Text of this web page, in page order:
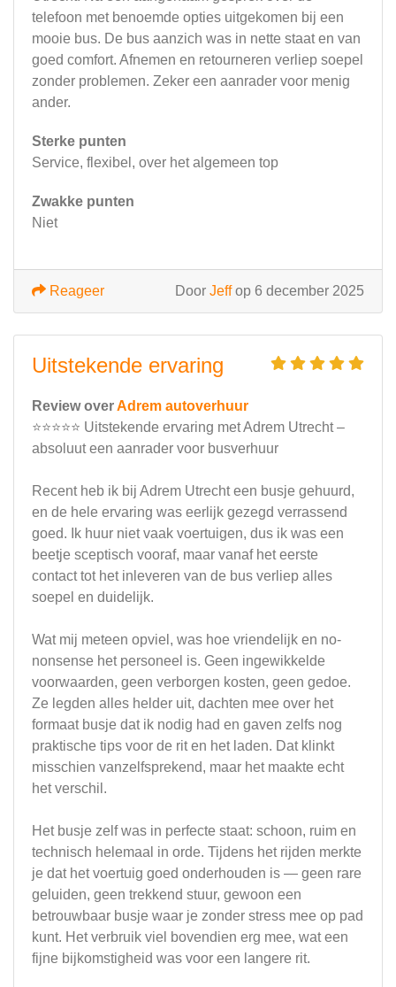
telefoon met benoemde opties uitgekomen bij een
mooie bus. De bus aanzich was in nette staat en van
goed comfort. Afnemen en retourneren verliep soepel
zonder problemen. Zeker een aanrader voor menig
ander.
Sterke punten
Service, flexibel, over het algemeen top
Zwakke punten
Niet
Door Jeffop 6 december 2025
Reageer
Uitstekende ervaring
Review overAdrem autoverhuur
⭐⭐⭐⭐⭐ Uitstekende ervaring met Adrem Utrecht –
absoluut een aanrader voor busverhuur
Recent heb ik bij Adrem Utrecht een busje gehuurd,
en de hele ervaring was eerlijk gezegd verrassend
goed. Ik huur niet vaak voertuigen, dus ik was een
beetje sceptisch vooraf, maar vanaf het eerste
contact tot het inleveren van de bus verliep alles
soepel en duidelijk.
Wat mij meteen opviel, was hoe vriendelijk en no-
nonsense het personeel is. Geen ingewikkelde
voorwaarden, geen verborgen kosten, geen gedoe.
Ze legden alles helder uit, dachten mee over het
formaat busje dat ik nodig had en gaven zelfs nog
praktische tips voor de rit en het laden. Dat klinkt
misschien vanzelfsprekend, maar het maakte echt
het verschil.
Het busje zelf was in perfecte staat: schoon, ruim en
technisch helemaal in orde. Tijdens het rijden merkte
je dat het voertuig goed onderhouden is — geen rare
geluiden, geen trekkend stuur, gewoon een
betrouwbaar busje waar je zonder stress mee op pad
kunt. Het verbruik viel bovendien erg mee, wat een
fijne bijkomstigheid was voor een langere rit.